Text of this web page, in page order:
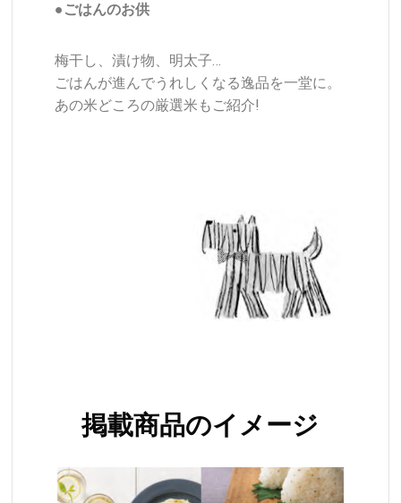
●ごはんのお供
梅干し、漬け物、明太子…
ごはんが進んでうれしくなる逸品を一堂に。
あの米どころの厳選米もご紹介!
掲載商品のイメージ